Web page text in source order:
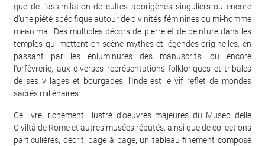
que de l'assimilation de cultes aborigènes singuliers ou encore
d'une piété spécifique autour de divinités féminines ou mi-homme
mi-animal. Des multiples décors de pierre et de peinture dans les
temples qui mettent en scène mythes et légendes originelles, en
passant par les enluminures des manuscrits, ou encore
l'orfèvrerie, aux diverses représentations folkloriques et tribales
de ses villages et bourgades, l'Inde est le vif reflet de mondes
sacrés millénaires.
Ce livre, richement illustré d'oeuvres majeures du Museo delle
Civiltà de Rome et autres musées réputés, ainsi que de collections
particulières, décrit, page à page, un tableau finement composé